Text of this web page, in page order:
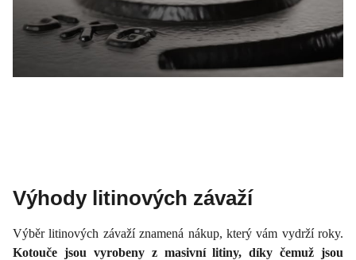
Výhody litinových závaží
Výběr litinových závaží znamená nákup, který vám vydrží roky.
Kotouče jsou vyrobeny z masivní litiny, díky čemuž jsou